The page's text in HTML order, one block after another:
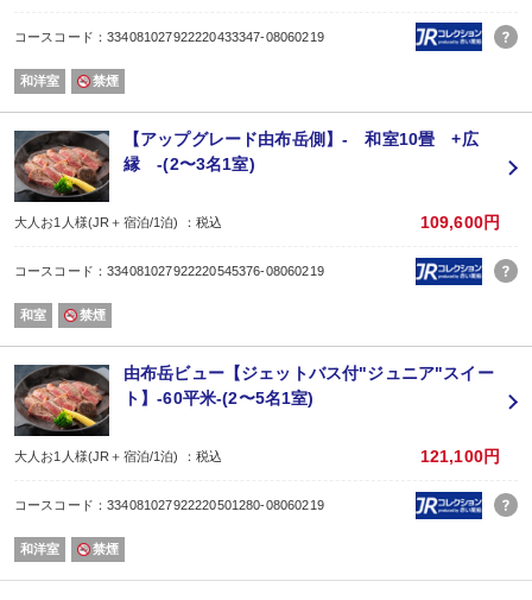
お風呂の後は囲炉裏のある談話室でゆっくりとおくつろぎください。
ビールサーバー、コーヒー、由布院の冷水をご用意しております。
【時間】
ご夕食 17:30 または 18:00のスタート
ご朝食 7:30、8:00、8:30のスタート
※当日ご案内いたします。
【ラストオーダー】
お食事19:00 お飲み物20:00
※お食事処ご利用時間20:30
【お食事処】
【ゆふいん温泉】
大浴場・露天風呂・貸し切り湯をご利用いただけます。
貸し切り温泉は全５箇所もあり、プライベート空間で心おきなく源泉かけ流し
美人の湯とされるメタケイ酸を多く含む無色透明のやわらかいお湯が特徴です
※貸し切り湯はチェックイン後の予約制となります（先着順）
【無料送迎付き】
JRや高速バスでご到着の場合は、JR由布院駅までチェックイン、およびチェ
無料送迎を行っております。（送迎対応時間：14:30〜17:30まで）
※JR由布院駅到着後、14:30以降にお電話をお願いいたします。
【注意事項】
※他のプランやクーポン券・企業補助や割引券との併用はできません。
コースコード：334081027922220433347-08060219
和洋室 禁煙
【アップグレード由布岳側】- 和室10畳 +広
縁 -(2〜3名1室)
大人お1人様(JR＋宿泊/1泊) ：税込 109,600円
コースコード：334081027922220545376-08060219
和室 禁煙
由布岳ビュー【ジェットバス付"ジュニア"スイー
ト】-60平米-(2〜5名1室)
大人お1人様(JR＋宿泊/1泊) ：税込 121,100円
コースコード：334081027922220501280-08060219
和洋室 禁煙